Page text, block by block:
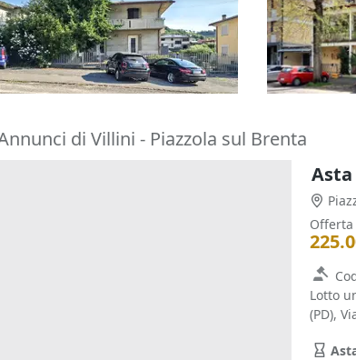
Barbarano Mossano (Vicenza)
€
22/10/2026
Faenza
322.500 €
11/09/
di Villini - Piazzola sul Brenta
Lotto
(PD),